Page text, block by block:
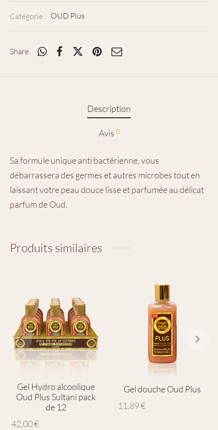
Catégorie : OUD Plus
Share
Description
Avis 0
Sa formule unique anti bactérienne, vous
débarrassera des germes et autres microbes tout en
laissant votre peau douce lisse et parfumée au délicat
parfum de Oud.
Produits similaires
Gel Hydro alcoolique
Oud Plus Sultani pack
de 12
42,00€
Gel douche Oud Plus
11,89€